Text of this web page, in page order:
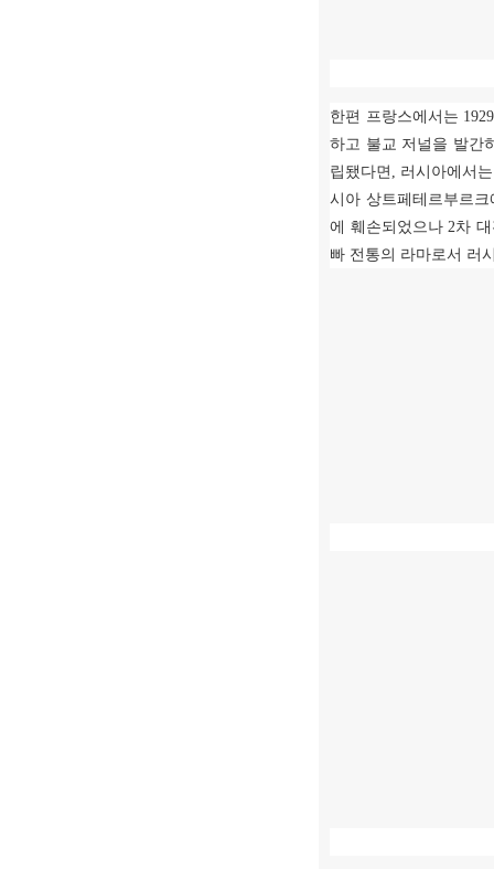
한편 프랑스에서는 1929
하고 불교 저널을 발간
립됐다면 , 러시아에서
시아 상트페테르부르
에 훼손되었으나2차
빠 전통의 라마로서 러